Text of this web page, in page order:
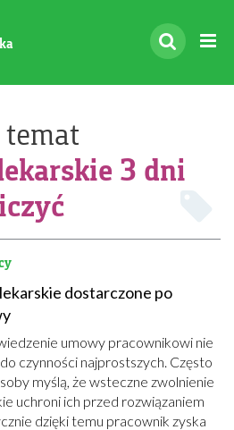
3 dni
dostarczone po
umowy pracownikowi nie
czynności najprostszych. Często
myślą, że wsteczne zwolnienie
uchroni ich przed rozwiązaniem
dzięki temu pracownik zyska